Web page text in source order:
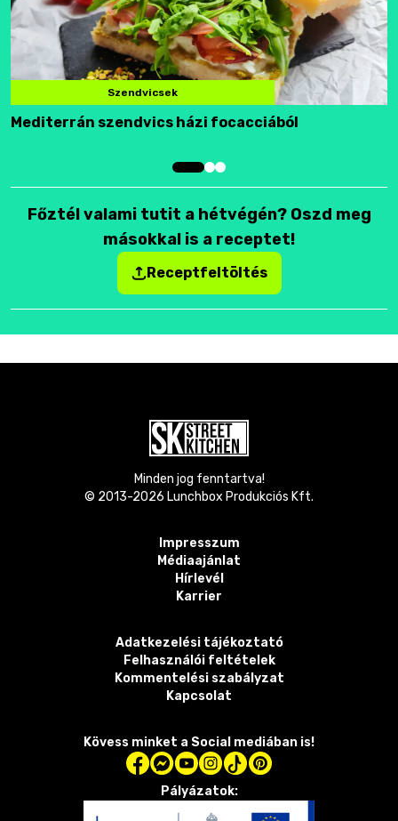
Szendvicsek
Mediterrán szendvics házi focacciából
Főztél valami tutit a hétvégén? Oszd meg
másokkal is a receptet!
Receptfeltöltés
Minden jog fenntartva!
© 2013-2026 Lunchbox Produkciós Kft.
Impresszum
Médiaajánlat
Hírlevél
Karrier
Adatkezelési tájékoztató
Felhasználói feltételek
Kommentelési szabályzat
Kapcsolat
Kövess minket a Social mediában is!
Pályázatok: